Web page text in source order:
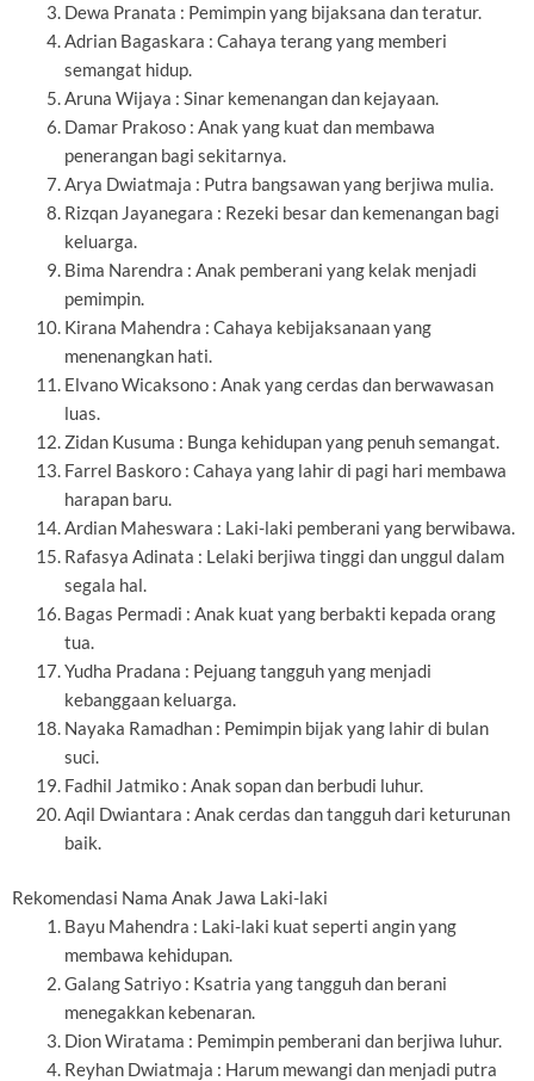
Dewa Pranata : Pemimpin yang bijaksana dan teratur.
Adrian Bagaskara : Cahaya terang yang memberi
semangat hidup.
Aruna Wijaya : Sinar kemenangan dan kejayaan.
Damar Prakoso : Anak yang kuat dan membawa
penerangan bagi sekitarnya.
Arya Dwiatmaja : Putra bangsawan yang berjiwa mulia.
Rizqan Jayanegara : Rezeki besar dan kemenangan bagi
keluarga.
Bima Narendra : Anak pemberani yang kelak menjadi
pemimpin.
Kirana Mahendra : Cahaya kebijaksanaan yang
menenangkan hati.
Elvano Wicaksono : Anak yang cerdas dan berwawasan
luas.
Zidan Kusuma : Bunga kehidupan yang penuh semangat.
Farrel Baskoro : Cahaya yang lahir di pagi hari membawa
harapan baru.
Ardian Maheswara : Laki-laki pemberani yang berwibawa.
Rafasya Adinata : Lelaki berjiwa tinggi dan unggul dalam
segala hal.
Bagas Permadi : Anak kuat yang berbakti kepada orang
tua.
Yudha Pradana : Pejuang tangguh yang menjadi
kebanggaan keluarga.
Nayaka Ramadhan : Pemimpin bijak yang lahir di bulan
suci.
Fadhil Jatmiko : Anak sopan dan berbudi luhur.
Aqil Dwiantara : Anak cerdas dan tangguh dari keturunan
baik.
Rekomendasi Nama Anak Jawa Laki-laki
Bayu Mahendra : Laki-laki kuat seperti angin yang
membawa kehidupan.
Galang Satriyo : Ksatria yang tangguh dan berani
menegakkan kebenaran.
Dion Wiratama : Pemimpin pemberani dan berjiwa luhur.
Reyhan Dwiatmaja : Harum mewangi dan menjadi putra